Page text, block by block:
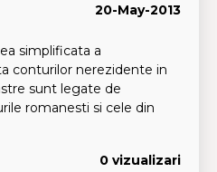
20-May-2013
simplificata a
conturilor nerezidente in
sunt legate de
romanesti si cele din
0 vizualizari